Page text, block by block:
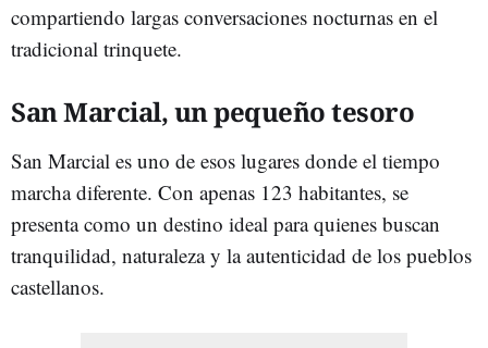
compartiendo largas conversaciones nocturnas en el
tradicional trinquete.
San Marcial, un pequeño tesoro
San Marcial es uno de esos lugares donde el tiempo
marcha diferente. Con apenas 123 habitantes, se
presenta como un destino ideal para quienes buscan
tranquilidad, naturaleza y la autenticidad de los pueblos
castellanos.